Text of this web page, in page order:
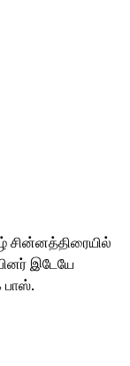
சின்னத்திரையில்
இடேயே
பாஸ்.